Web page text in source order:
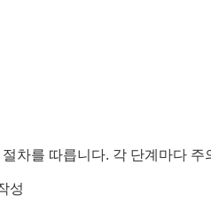
차를 따릅니다. 각 단계마다
성